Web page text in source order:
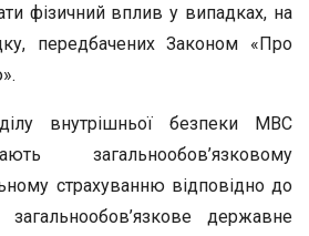
фізичний вплив у випадках, на
передбачених Законом «Про
внутрішньої безпеки МВС
загальнообов’язковому
страхуванню відповідно до
державне